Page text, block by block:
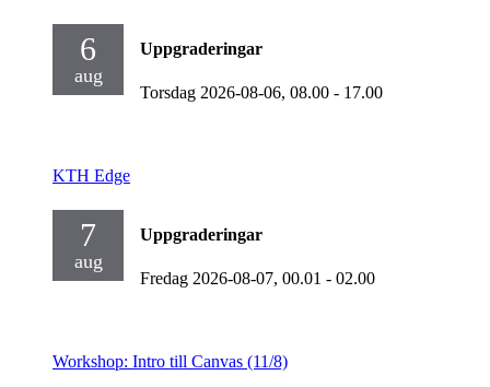
6
aug
Uppgraderingar
Torsdag 2026-08-06, 08.00 - 17.00
KTH Edge
7
aug
Uppgraderingar
Fredag 2026-08-07, 00.01 - 02.00
Workshop: Intro till Canvas (11/8)